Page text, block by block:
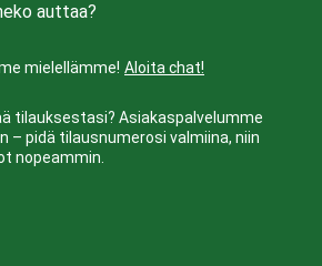
auttaa?
mielellämme! Aloita chat!
tilauksestasi? Asiakaspalvelumme
– pidä tilausnumerosi valmiina, niin
nopeammin.